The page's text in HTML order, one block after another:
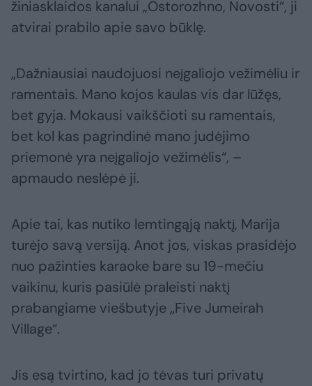
žiniasklaidos kanalui „Ostorozhno, Novosti“, ji
atvirai prabilo apie savo būklę.
„Dažniausiai naudojuosi neįgaliojo vežimėliu ir
ramentais. Mano kojos kaulas vis dar lūžęs,
bet gyja. Mokausi vaikščioti su ramentais,
bet kol kas pagrindinė mano judėjimo
priemonė yra neįgaliojo vežimėlis“, –
apmaudo neslėpė ji.
Apie tai, kas nutiko lemtingąją naktį, Marija
turėjo savą versiją. Anot jos, viskas prasidėjo
nuo pažinties karaoke bare su 19-mečiu
vaikinu, kuris pasiūlė praleisti naktį
prabangiame viešbutyje „Five Jumeirah
Village“.
Jis esą tvirtino, kad jo tėvas turi privatų